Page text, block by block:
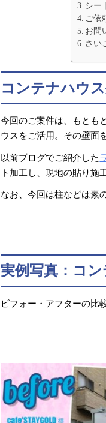
シー
ご依
お問
さい
コンテナハウ
今回のご案件は、もとも
ウスをご活用。その壁面
以前ブログでご紹介した
ト加工し、現地の貼り施
なお、今回は柱などは素
実例写真：コ
ビフォー・アフターの比